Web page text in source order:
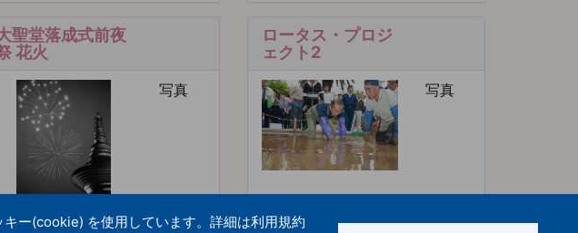
聖堂落成式前夜
花火
写真
ロータス・プロジ
ェクト2
写真
ー(cookie) を使用しています。詳細は利用規約